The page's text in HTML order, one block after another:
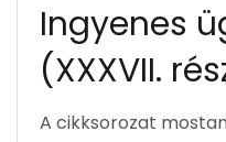
Ingyenes
(XXXVII.
A cikksorozat